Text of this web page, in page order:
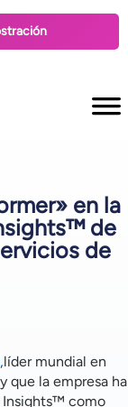
en la
de
de
líder mundial en
que la empresa ha
Insights™ como